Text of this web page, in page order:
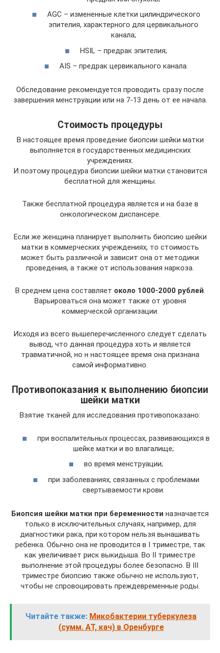
AGC – измененные клетки цилиндрического
эпителия, характерного для цервикального
канала;
HSIL – предрак эпителия;
AIS – предрак цервикального канала.
Обследование рекомендуется проводить сразу после
завершения менструации или на 7-13 день от ее начала.
Стоимость процедуры
В настоящее время проведение биопсии шейки матки
выполняется в государственных медицинских
учреждениях.
И поэтому процедура биопсии шейки матки становится
бесплатной для женщины.
Также бесплатной процедура является и на базе в
онкологическом диспансере.
Если же женщина планирует выполнить биопсию шейки
матки в коммерческих учреждениях, то стоимость
может быть различной и зависит она от методики
проведения, а также от использования наркоза.
В среднем цена составляет около 1000-2000 рублей.
Варьироваться она может также от уровня
коммерческой организации.
Исходя из всего вышеперечисленного следует сделать
вывод, что данная процедура хоть и является
травматичной, но н настоящее время она признана
самой информативно.
Противопоказания к выполнению биопсии
шейки матки
Взятие тканей для исследования противопоказано:
при воспалительных процессах, развивающихся в
шейке матки и во влагалище;
во время менструации;
при заболеваниях, связанных с проблемами
свертываемости крови.
Биопсия шейки матки при беременности назначается
только в исключительных случаях, например, для
диагностики рака, при котором нельзя вынашивать
ребенка. Обычно она не проводится в I триместре, так
как увеличивает риск выкидыша. Во II триместре
выполнение этой процедуры более безопасно. В III
триместре биопсию также обычно не используют,
чтобы не спровоцировать преждевременные роды.
Читайте также: Микобактерии туберкулеза
(сумм. АТ, кач) в Оренбурге